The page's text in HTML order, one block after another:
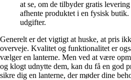
at se, om de tilbyder gratis
afhente produktet i en fysisk
udgifter.
Generelt er det vigtigt at huske, at pris
overveje. Kvalitet og funktionalitet er
vælger en lanterne. Men ved at være
og klogt udnytte dem, kan du få en god
sikre dig en lanterne, der møder dine